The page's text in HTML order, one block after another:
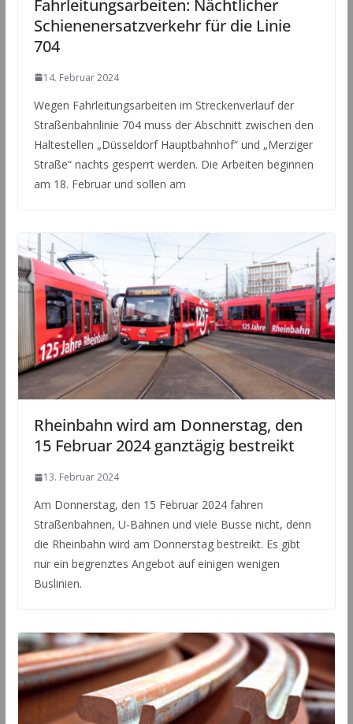
Fahrleitungsarbeiten: Nächtlicher
Schienenersatzverkehr für die Linie
704
14. Februar 2024
Wegen Fahrleitungsarbeiten im Streckenverlauf der
Straßenbahnlinie 704 muss der Abschnitt zwischen den
Haltestellen „Düsseldorf Hauptbahnhof“ und „Merziger
Straße“ nachts gesperrt werden. Die Arbeiten beginnen
am 18. Februar und sollen am
Rheinbahn wird am Donnerstag, den
15 Februar 2024 ganztägig bestreikt
13. Februar 2024
Am Donnerstag, den 15 Februar 2024 fahren
Straßenbahnen, U-Bahnen und viele Busse nicht, denn
die Rheinbahn wird am Donnerstag bestreikt. Es gibt
nur ein begrenztes Angebot auf einigen wenigen
Buslinien.